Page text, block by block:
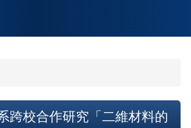
跨校合作研究「二維材料的